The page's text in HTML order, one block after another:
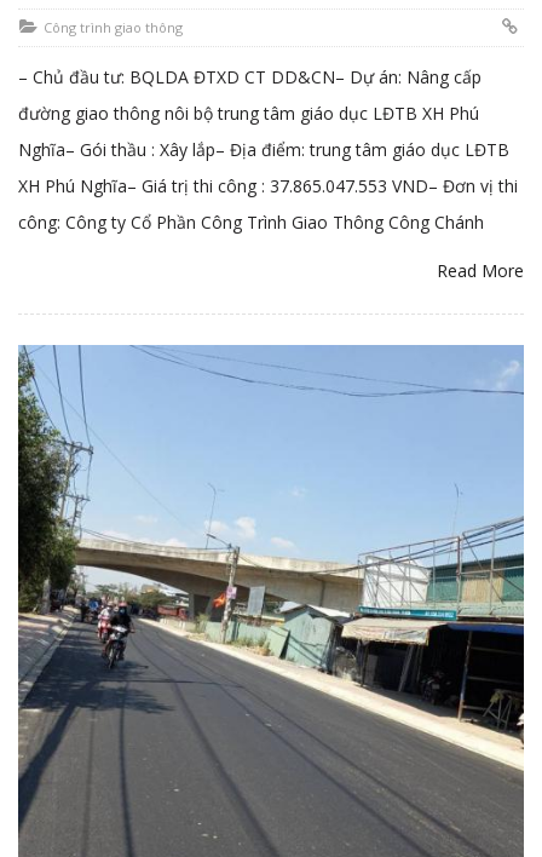
Công trình giao thông
– Chủ đầu tư: BQLDA ĐTXD CT DD&CN– Dự án: Nâng cấp
đường giao thông nôi bộ trung tâm giáo dục LĐTB XH Phú
Nghĩa– Gói thầu : Xây lắp– Địa điểm: trung tâm giáo dục LĐTB
XH Phú Nghĩa– Giá trị thi công : 37.865.047.553 VND– Đơn vị thi
công: Công ty Cổ Phần Công Trình Giao Thông Công Chánh
Read More